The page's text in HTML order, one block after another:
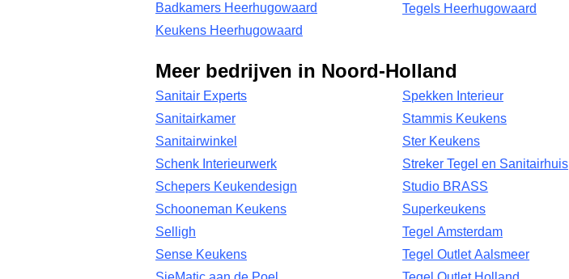
Badkamers Heerhugowaard
Keukens Heerhugowaard
Tegels Heerhugowaard
Meer bedrijven in Noord-Holland
Sanitair Experts
Sanitairkamer
Sanitairwinkel
Schenk Interieurwerk
Schepers Keukendesign
Schooneman Keukens
Selligh
Sense Keukens
Spekken Interieur
Stammis Keukens
Ster Keukens
Streker Tegel en Sanitairhuis
Studio BRASS
Superkeukens
Tegel Amsterdam
Tegel Outlet Aalsmeer